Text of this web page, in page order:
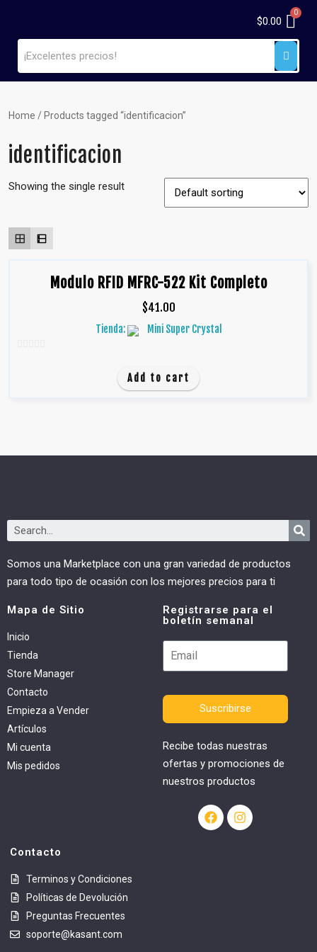
$0.00
Home / Products tagged “identificacion”
identificacion
Showing the single result
Modulo RFID MFRC-522 Kit Completo
$41.00
Tienda: Mini Super Crystal
Add to cart
Somos una Marketplace con una gran variedad de productos
para todo tipo de ocasión con los mejores precios para ti
Mapa de Sitio
Inicio
Tienda
Store Manager
Contacto
Empieza a Vender
Artículos
Mi cuenta
Mis pedidos
Registrarse para el
boletín semanal
Suscribirse
Recibe todas nuestras
ofertas y promociones de
nuestros productos
Contacto
Terminos y Condiciones
Políticas de Devolución
Preguntas Frecuentes
soporte@kasant.com